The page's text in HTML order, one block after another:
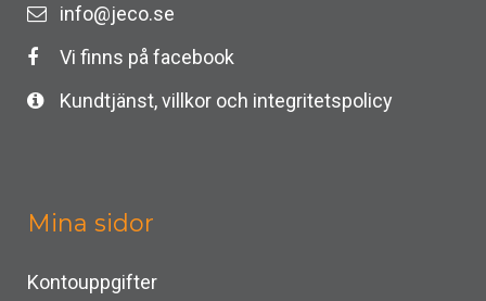
info@jeco.se
Vi finns på facebook
Kundtjänst, villkor och integritetspolicy
Mina sidor
Kontouppgifter